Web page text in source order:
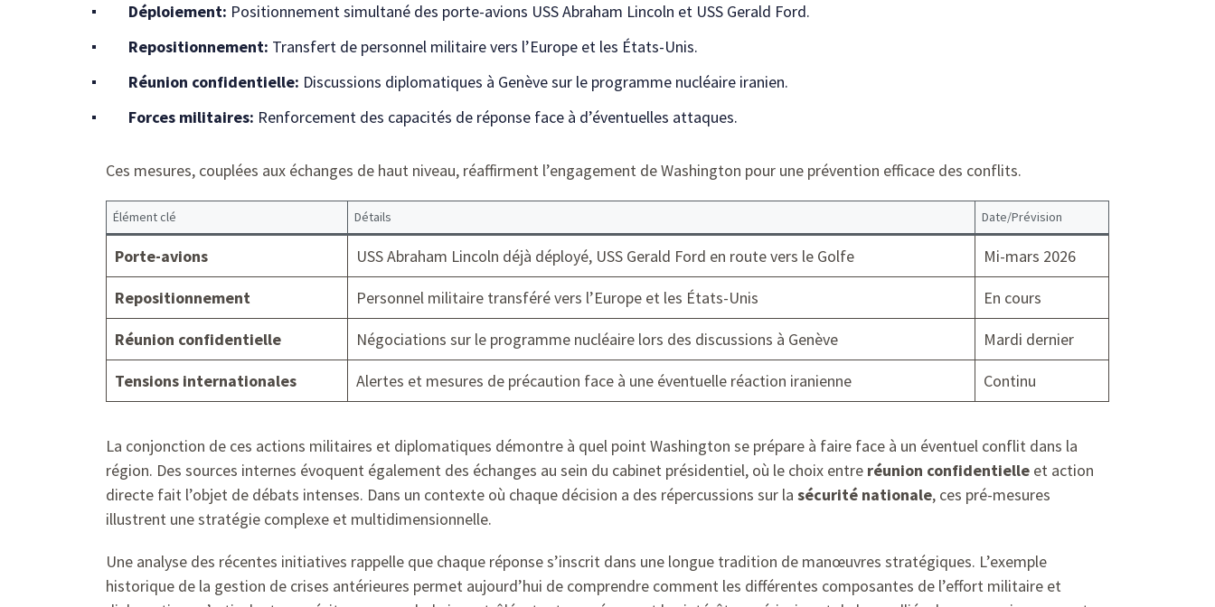
Déploiement: Positionnement simultané des porte-avions USS Abraham Lincoln et USS Gerald Ford.
Repositionnement: Transfert de personnel militaire vers l’Europe et les États-Unis.
Réunion confidentielle: Discussions diplomatiques à Genève sur le programme nucléaire iranien.
Forces militaires: Renforcement des capacités de réponse face à d’éventuelles attaques.
Ces mesures, couplées aux échanges de haut niveau, réaffirment l’engagement de Washington pour une prévention efficace des conflits.
Élément clé Détails Date/Prévision
Porte-avions USS Abraham Lincoln déjà déployé, USS Gerald Ford en route vers le Golfe
Mi-mars 2026
Repositionnement
Personnel militaire transféré vers l’Europe et les États-Unis
En cours
Réunion confidentielle
Négociations sur le programme nucléaire lors des discussions à Genève
Mardi dernier
Tensions internationales
Alertes et mesures de précaution face à une éventuelle réaction iranienne Continu
La conjonction de ces actions militaires et diplomatiques démontre à quel point Washington se prépare à faire face à un éventuel conflit dans la
région. Des sources internes évoquent également des échanges au sein du cabinet présidentiel, où le choix entre réunion confidentielle et action
directe fait l’objet de débats intenses. Dans un contexte où chaque décision a des répercussions sur la sécurité nationale, ces pré-mesures
illustrent une stratégie complexe et multidimensionnelle.
Une analyse des récentes initiatives rappelle que chaque réponse s’inscrit dans une longue tradition de manœuvres stratégiques. L’exemple
historique de la gestion de crises antérieures permet aujourd’hui de comprendre comment les différentes composantes de l’effort militaire et